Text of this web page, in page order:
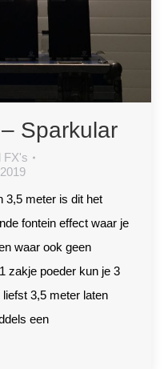
Sparkular
FX's
3,5 meter is dit het
fontein effect waar je
waar ook geen
zakje poeder kun je 3
3,5 meter laten
een